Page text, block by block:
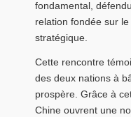
fondamental,
relation fondée sur
stratégique.
Cette rencontre
des deux nations à
prospère. Grâce à
Chine ouvrent une